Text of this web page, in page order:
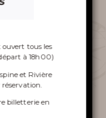
votre
les sons
chaque étape
et de
ouvert tous les
à 18h00)
et Rivière
billetterie en